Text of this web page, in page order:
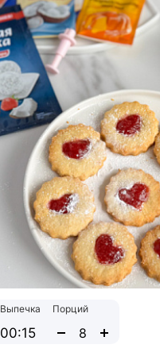
Выпечка
00:15
Порций